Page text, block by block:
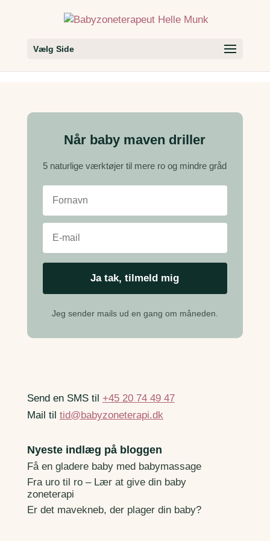
Vælg Side
Når baby maven driller
5 naturlige værktøjer til mere ro og mindre gråd
Jeg sender mails ud en gang om måneden.
Send en SMS til +45 20 74 49 47
Mail til tid@babyzoneterapi.dk
Nyeste indlæg på bloggen
Få en gladere baby med babymassage
Fra uro til ro – Lær at give din baby
zoneterapi
Er det mavekneb, der plager din baby?